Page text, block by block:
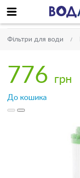
Фільтри для води
776 грн
До кошика